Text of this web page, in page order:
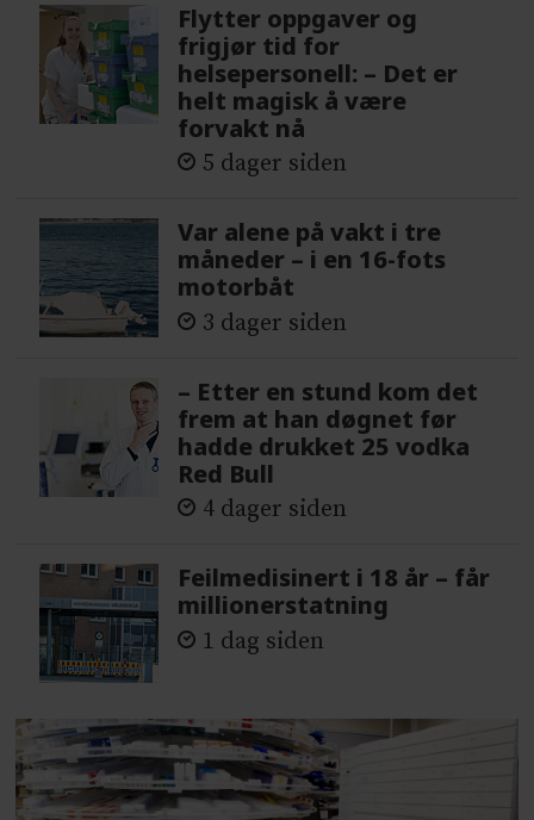
Flytter oppgaver og
frigjør tid for
helsepersonell: – Det er
helt magisk å være
forvakt nå
5 dager siden
Var alene på vakt i tre
måneder – i en 16-fots
motorbåt
3 dager siden
– Etter en stund kom det
frem at han døgnet før
hadde drukket 25 vodka
Red Bull
4 dager siden
Feilmedisinert i 18 år – får
millionerstatning
1 dag siden